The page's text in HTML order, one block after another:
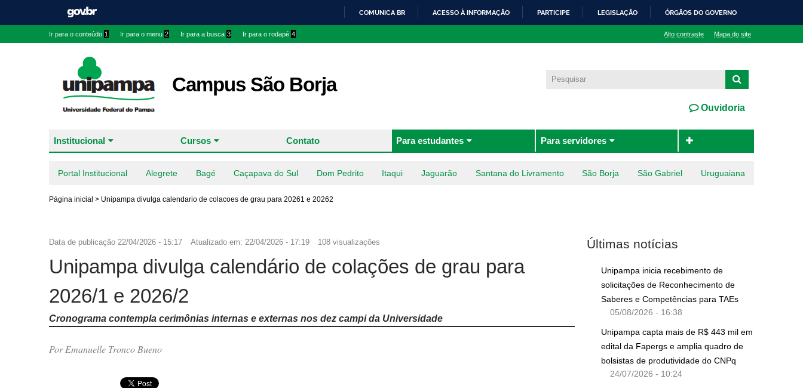
COMUNICA BR ACESSO À INFORMAÇÃO PARTICIPE LEGISLAÇÃO ÓRGÃOS DO GOVERNO
Ir para o conteúdo 1 Ir para o menu 2 Ir para a busca 3 Ir para o rodapé 4 Alto contraste Mapa do site
Campus São Borja
Ouvidoria
Institucional Cursos Contato Para estudantes Para servidores
Portal Institucional Alegrete Bagé Caçapava do Sul Dom Pedrito Itaqui Jaguarão Santana do Livramento São Borja São Gabriel Uruguaiana
Página inicial > Unipampa divulga calendario de colacoes de grau para 20261 e 20262
Data de publicação 22/04/2026 - 15:17 Atualizado em: 22/04/2026 - 17:19 108 visualizações
Unipampa divulga calendário de colações de grau para
2026/1 e 2026/2
Cronograma contempla cerimônias internas e externas nos dez campi da Universidade
Por Emanuelle Tronco Bueno
Últimas notícias
Unipampa inicia recebimento de
solicitações de Reconhecimento de
Saberes e Competências para TAEs
05/08/2026 - 16:38
Unipampa capta mais de R$ 443 mil em
edital da Fapergs e amplia quadro de
bolsistas de produtividade do CNPq
24/07/2026 - 10:24